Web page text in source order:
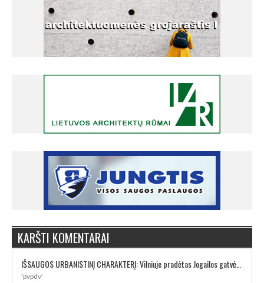
KARŠTI KOMENTARAI
'pvpdv'